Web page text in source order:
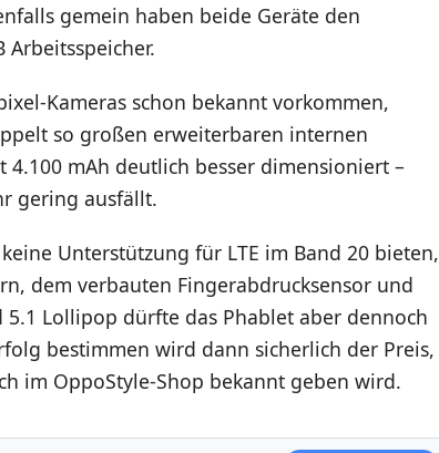
gemein haben beide Geräte den
Arbeitsspeicher.
Kameras schon bekannt vorkommen,
so großen erweiterbaren internen
mAh deutlich besser dimensioniert –
gering ausfällt.
Unterstützung für LTE im Band 20 bieten,
dem verbauten Fingerabdrucksensor und
5.1 Lollipop dürfte das Phablet aber dennoch
bestimmen wird dann sicherlich der Preis,
im OppoStyle-Shop bekannt geben wird.